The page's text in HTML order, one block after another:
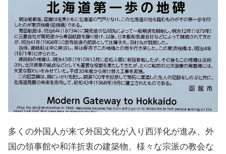
多くの外国人が来て外国文化が入り西洋化が進み、外
国の領事館や和洋折衷の建築物、様々な宗派の教会な